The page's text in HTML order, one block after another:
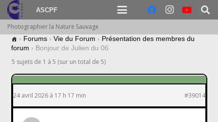
ASCPF
Photographier la Nature Sauvage
› Forums › Vie du Forum › Présentation des membres du
forum › Bonjour de Julien du 06
5 sujets de 1 à 5 (sur un total de 5)
24 avril 2026 à 17 h 17 min #39014